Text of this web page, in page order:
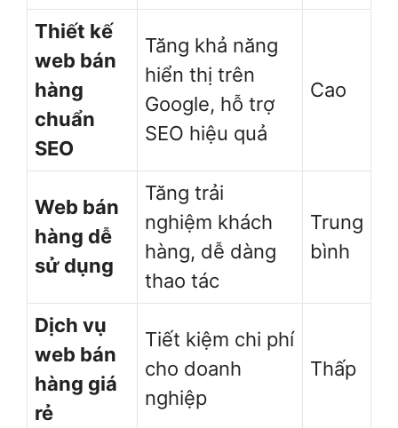
Thiết kế
web bán
hàng
chuẩn
SEO
Tăng khả năng
hiển thị trên
Google, hỗ trợ
SEO hiệu quả
Cao
Web bán
hàng dễ
sử dụng
Tăng trải
nghiệm khách
hàng, dễ dàng
thao tác
Trung
bình
Dịch vụ
web bán
hàng giá
rẻ
Tiết kiệm chi phí
cho doanh
nghiệp
Thấp